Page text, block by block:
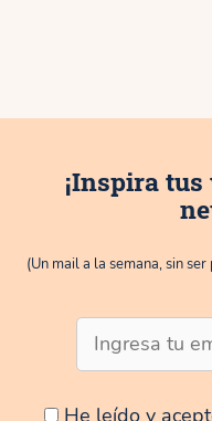
¡Inspira
(Un mail a la semana, sin